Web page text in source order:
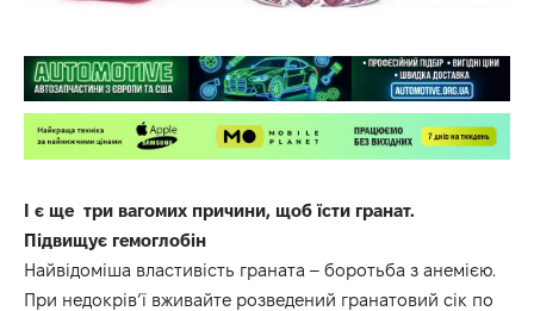
І є ще три вагомих причини, щоб їсти гранат.
Підвищує гемоглобін
Найвідоміша властивість граната – боротьба з анемією.
При недокрів’ї вживайте розведений гранатовий сік по